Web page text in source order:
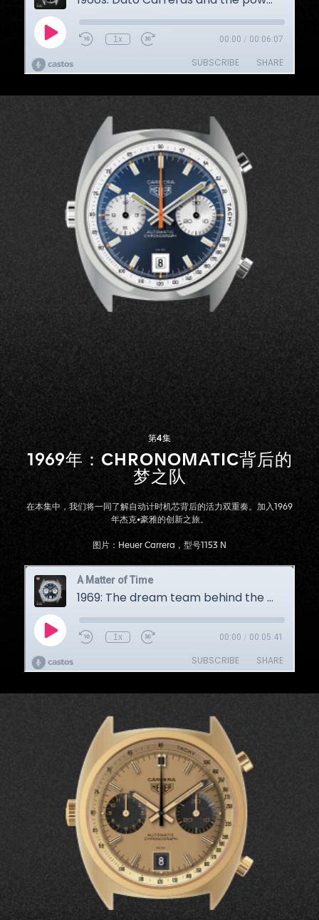
第4集
1969年：CHRONOMATIC背后的
梦之队
在本集中，我们将一同了解自动计时机芯背后的活力双重奏。加入1969
年杰克•豪雅的创新之旅。
图片：Heuer Carrera，型号1153 N